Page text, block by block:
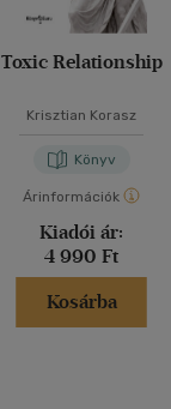
Toxic Relationship
Krisztian Korasz
Könyv
Árinformációk
Kiadói ár:
4 990 Ft
Kosárba